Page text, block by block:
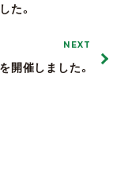
た。
NEXT
開催しました。